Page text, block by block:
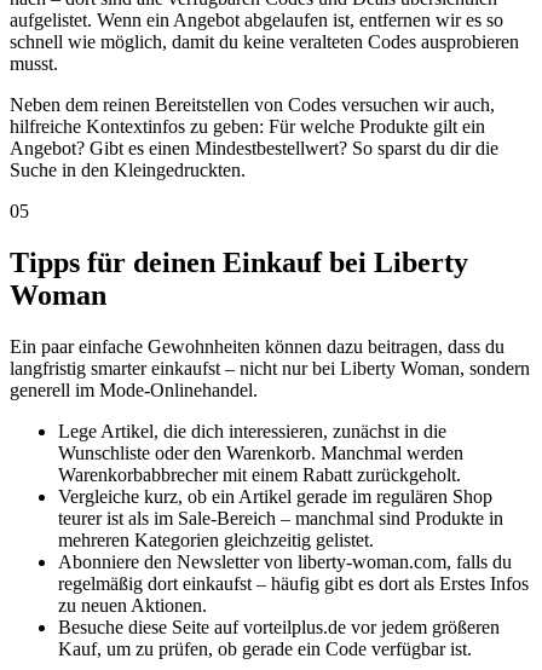
aufgelistet. Wenn ein Angebot abgelaufen ist, entfernen wir es so
schnell wie möglich, damit du keine veralteten Codes ausprobieren
musst.
Neben dem reinen Bereitstellen von Codes versuchen wir auch,
hilfreiche Kontextinfos zu geben: Für welche Produkte gilt ein
Angebot? Gibt es einen Mindestbestellwert? So sparst du dir die
Suche in den Kleingedruckten.
05
Tipps für deinen Einkauf bei Liberty
Woman
Ein paar einfache Gewohnheiten können dazu beitragen, dass du
langfristig smarter einkaufst – nicht nur bei Liberty Woman, sondern
generell im Mode-Onlinehandel.
Lege Artikel, die dich interessieren, zunächst in die
Wunschliste oder den Warenkorb. Manchmal werden
Warenkorbabbrecher mit einem Rabatt zurückgeholt.
Vergleiche kurz, ob ein Artikel gerade im regulären Shop
teurer ist als im Sale-Bereich – manchmal sind Produkte in
mehreren Kategorien gleichzeitig gelistet.
Abonniere den Newsletter von liberty-woman.com, falls du
regelmäßig dort einkaufst – häufig gibt es dort als Erstes Infos
zu neuen Aktionen.
Besuche diese Seite auf vorteilplus.de vor jedem größeren
Kauf, um zu prüfen, ob gerade ein Code verfügbar ist.